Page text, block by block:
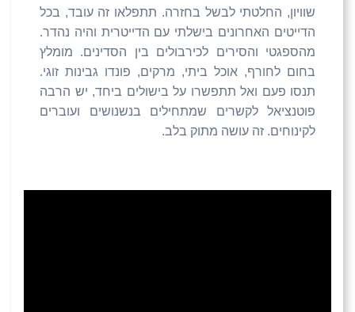
שוויון, החלטתי לבשל בחזרה. תתפלאו זה עובד, בכל
הדייטים האחרונים בישלתי עם הדייטרית והיה נהדר.
מהספגטי והסירים לכירבולים בין הסדינים. מומלץ
בחום לחורף, אוכל ביתי, מרקים, פונדו גבינות זוגי.
תנסו פעם ואל תתפשרו על בישולים ביחד, יש הרבה
פוטנציאל לקשרים שמתחילים בנשנושים ועוברים
לקינוחים. זה עושה מתוק בלב.